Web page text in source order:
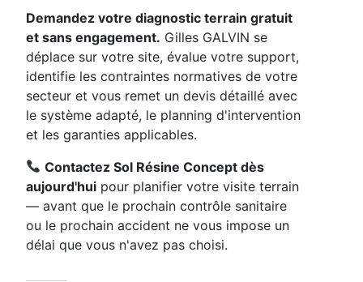
Demandez votre diagnostic terrain gratuit
et sans engagement. Gilles GALVIN se
déplace sur votre site, évalue votre support,
identifie les contraintes normatives de votre
secteur et vous remet un devis détaillé avec
le système adapté, le planning d'intervention
et les garanties applicables.
Contactez Sol Résine Concept dès
aujourd'hui pour planifier votre visite terrain
— avant que le prochain contrôle sanitaire
ou le prochain accident ne vous impose un
délai que vous n'avez pas choisi.